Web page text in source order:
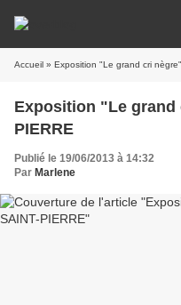
Accueil » Exposition "Le grand cri
Exposition "Le grand
PIERRE
Publié le 19/06/2013 à 14:32
Par Marlene